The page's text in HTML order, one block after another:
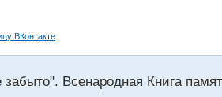
Всенародная Книга